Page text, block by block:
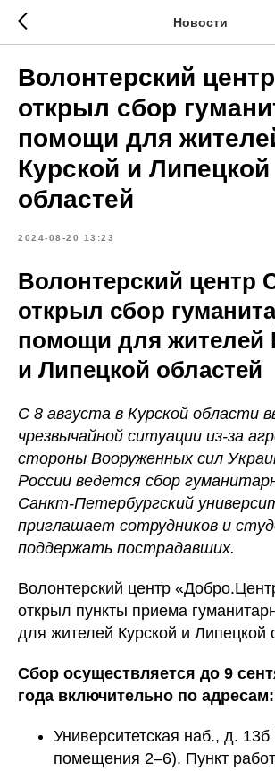
Новости
Волонтерский
открыл сбор
помощи для
Курской и Липецкой
областей
2024-08-20 13:23
Волонтерский центр
открыл сбор
помощи для жителей
и Липецкой областей
С 8 августа в Курской области
чрезвычайной ситуации из-за
стороны Вооруженных сил
России ведется сбор
Санкт-Петербургский
приглашает сотрудников и
поддержать пострадавших.
Волонтерский центр
открыл пункты приема
для жителей Курской и Липецкой
Сбор осуществляется до 9
года включительно по адресам:
Университетская наб., д. 13б
помещения 2–6). Пункт